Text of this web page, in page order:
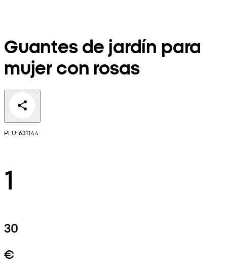
Guantes de jardín para
mujer con rosas
PLU: 631144
1
30
€